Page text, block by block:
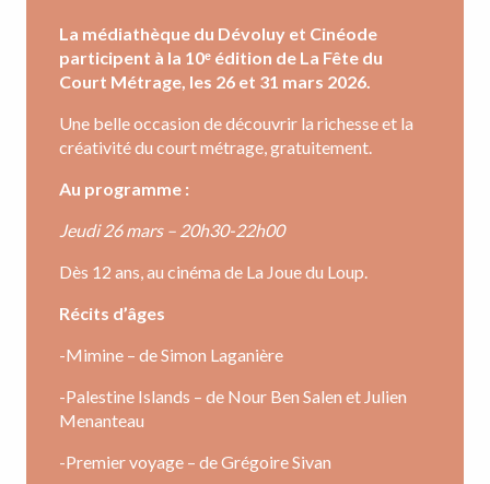
La médiathèque du Dévoluy et Cinéode
participent à la 10ᵉ édition de La Fête du
Court Métrage, les 26 et 31 mars 2026.
Une belle occasion de découvrir la richesse et la
créativité du court métrage, gratuitement.
Au programme :
Jeudi 26 mars – 20h30-22h00
Dès 12 ans, au cinéma de La Joue du Loup.
Récits d’âges
-Mimine – de Simon Laganière
-Palestine Islands – de Nour Ben Salen et Julien
Menanteau
-Premier voyage – de Grégoire Sivan